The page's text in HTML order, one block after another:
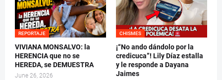
REPORTAJE
VIVIANA MONSALVO: la
HERENCIA que no se
HEREDA, se DEMUESTRA
June 26, 2026
CHISMES
¡“No ando dándolo por la
credicuca”! Lily Díaz estalla
y le responde a Dayana
Jaimes